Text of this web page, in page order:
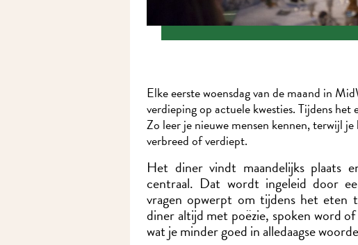
Elke eerste woensdag van de maand in
verdieping op actuele kwesties. Tijdens
Zo leer je nieuwe mensen kennen, terwijl
verbreed of verdiept.
Het diner vindt maandelijks plaats
centraal. Dat wordt ingeleid door
vragen opwerpt om tijdens het eten
diner altijd met poëzie, spoken word
wat je minder goed in alledaagse